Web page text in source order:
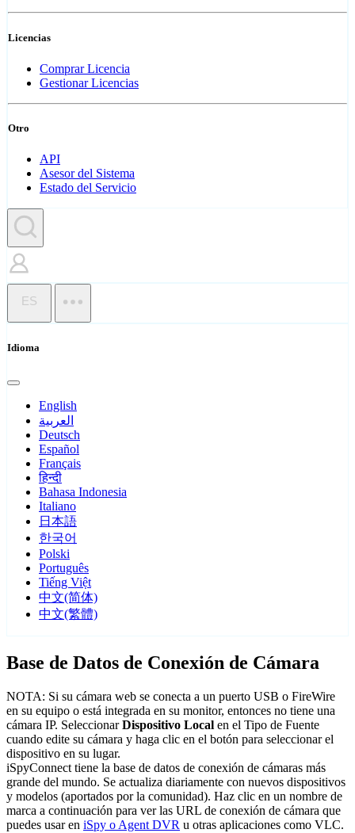
Licencias
Comprar Licencia
Gestionar Licencias
Otro
API
Asesor del Sistema
Estado del Servicio
ES
Idioma
English
العربية
Deutsch
Español
Français
हिन्दी
Bahasa Indonesia
Italiano
日本語
한국어
Polski
Português
Tiếng Việt
中文(简体)
中文(繁體)
Base de Datos de Conexión de Cámara
NOTA: Si su cámara web se conecta a un puerto USB o FireWire
en su equipo o está integrada en su monitor, entonces no tiene una
cámara IP. SeleccionarDispositivo Local en el Tipo de Fuente
cuando edite su cámara y haga clic en el botón para seleccionar el
dispositivo en su lugar.
iSpyConnect tiene la base de datos de conexión de cámaras más
grande del mundo. Se actualiza diariamente con nuevos dispositivos
y modelos (aportados por la comunidad). Haz clic en un nombre de
marca a continuación para ver las URL de conexión de cámara que
puedes usar en iSpy o Agent DVR u otras aplicaciones como VLC.